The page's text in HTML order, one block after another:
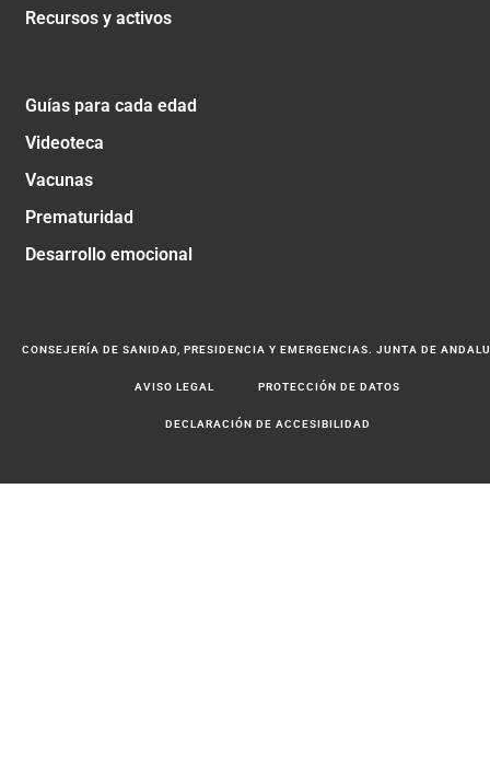
Recursos y activos
Guías para cada edad
Videoteca
Vacunas
Prematuridad
Desarrollo emocional
CONSEJERÍA DE SANIDAD, PRESIDENCIA Y EMERGENCIAS. JUNTA DE
AVISO LEGAL PROTECCIÓN DE DATOS
DECLARACIÓN DE ACCESIBILIDAD